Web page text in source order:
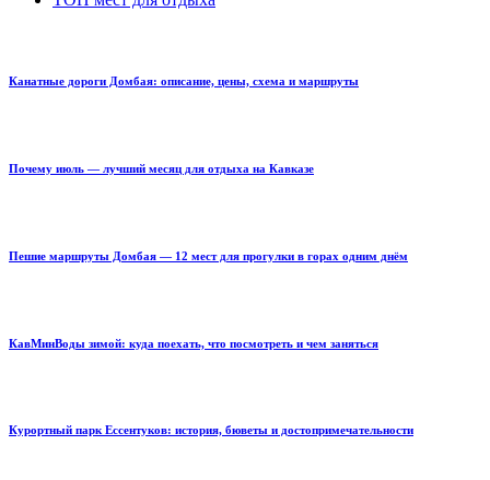
Канатные дороги Домбая: описание, цены, схема и маршруты
Почему июль — лучший месяц для отдыха на Кавказе
Пешие маршруты Домбая — 12 мест для прогулки в горах одним днём
КавМинВоды зимой: куда поехать, что посмотреть и чем заняться
Курортный парк Ессентуков: история, бюветы и достопримечательности